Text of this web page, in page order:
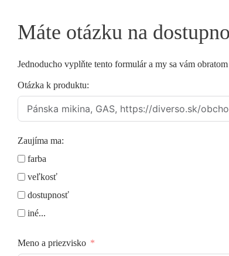
Máte otázku na
Jednoducho vyplňte tento formulár a my sa vám
Otázka k produktu:
Zaujíma ma:
farba
veľkosť
dostupnosť
iné...
Meno a priezvisko